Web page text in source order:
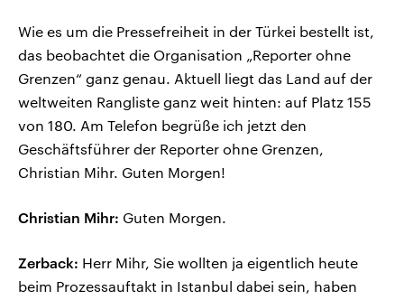
Wie es um die Pressefreiheit in der Türkei bestellt ist,
das beobachtet die Organisation „Reporter ohne
Grenzen“ ganz genau. Aktuell liegt das Land auf der
weltweiten Rangliste ganz weit hinten: auf Platz 155
von 180. Am Telefon begrüße ich jetzt den
Geschäftsführer der Reporter ohne Grenzen,
Christian Mihr. Guten Morgen!
Christian Mihr: Guten Morgen.
Zerback: Herr Mihr, Sie wollten ja eigentlich heute
beim Prozessauftakt in Istanbul dabei sein, haben